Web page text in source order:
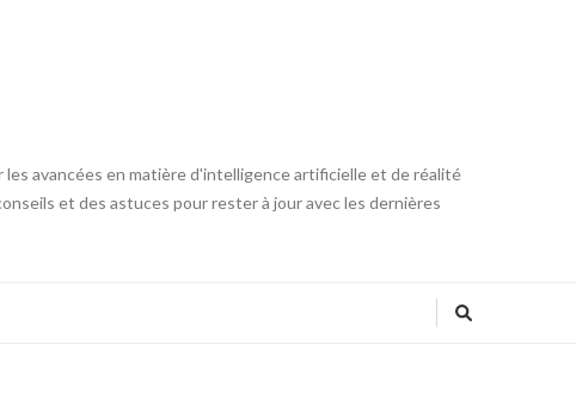
avancées en matière d'intelligence artificielle et de réalité
et des astuces pour rester à jour avec les dernières